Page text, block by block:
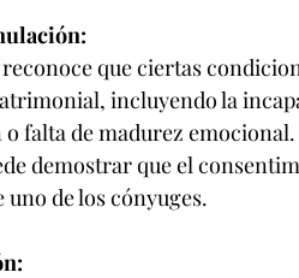
que ciertas
incluyendo la
falta de madurez
demostrar que el
de los cónyuges.